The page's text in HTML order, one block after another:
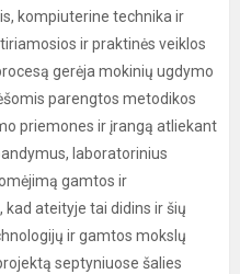
kompiuterine technika ir
ir praktinės veiklos
gerėja mokinių ugdymo
parengtos metodikos
priemones ir įrangą atliekant
laboratorinius
gamtos ir
ateityje tai didins ir šių
ir gamtos mokslų
septyniuose šalies